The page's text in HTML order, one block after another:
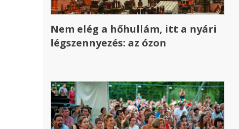
Nem elég a hőhullám, itt a nyári
légszennyezés: az ózon